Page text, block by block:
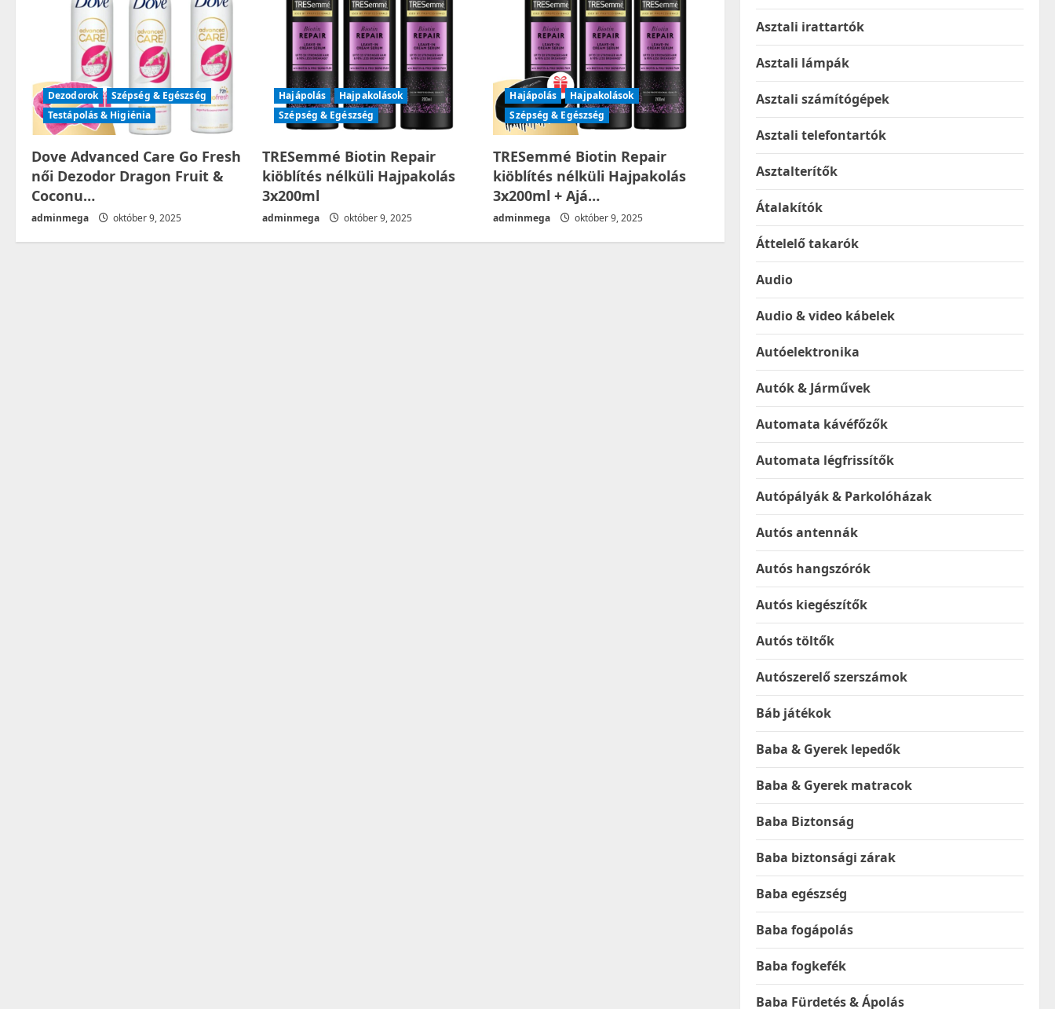
t
i
o
n
Dezodorok
Szépség & Egészség
Testápolás & Higiénia
Dove Advanced Care Go Fresh
női Dezodor Dragon Fruit &
Coconu…
adminmega október 9, 2025
Hajápolás
Hajpakolások
Szépség & Egészség
TRESemmé Biotin Repair
kiöblítés nélküli Hajpakolás
3x200ml
adminmega október 9, 2025
Hajápolás
Hajpakolások
Szépség & Egészség
TRESemmé Biotin Repair
kiöblítés nélküli Hajpakolás
3x200ml + Ajá…
adminmega október 9, 2025
Asztali irattartók
Asztali lámpák
Asztali számítógépek
Asztali telefontartók
Asztalterítők
Átalakítók
Áttelelő takarók
Audio
Audio & video kábelek
Autóelektronika
Autók & Járművek
Automata kávéfőzők
Automata légfrissítők
Autópályák & Parkolóházak
Autós antennák
Autós hangszórók
Autós kiegészítők
Autós töltők
Autószerelő szerszámok
Báb játékok
Baba & Gyerek lepedők
Baba & Gyerek matracok
Baba Biztonság
Baba biztonsági zárak
Baba egészség
Baba fogápolás
Baba fogkefék
Baba Fürdetés & Ápolás